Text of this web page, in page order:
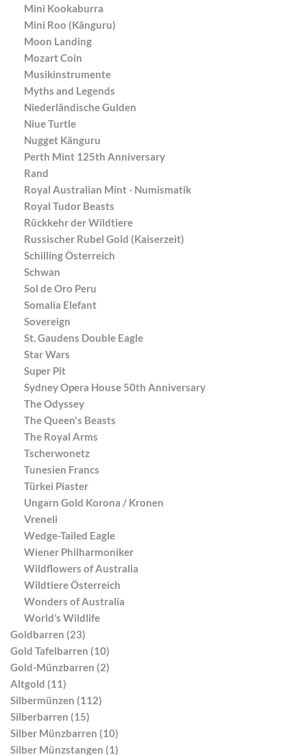
Mini Kookaburra
Mini Roo (Känguru)
Moon Landing
Mozart Coin
Musikinstrumente
Myths and Legends
Niederländische Gulden
Niue Turtle
Nugget Känguru
Perth Mint 125th Anniversary
Rand
Royal Australian Mint - Numismatik
Royal Tudor Beasts
Rückkehr der Wildtiere
Russischer Rubel Gold (Kaiserzeit)
Schilling Österreich
Schwan
Sol de Oro Peru
Somalia Elefant
Sovereign
St. Gaudens Double Eagle
Star Wars
Super Pit
Sydney Opera House 50th Anniversary
The Odyssey
The Queen's Beasts
The Royal Arms
Tscherwonetz
Tunesien Francs
Türkei Piaster
Ungarn Gold Korona / Kronen
Vreneli
Wedge-Tailed Eagle
Wiener Philharmoniker
Wildflowers of Australia
Wildtiere Österreich
Wonders of Australia
World’s Wildlife
Goldbarren (23)
Gold Tafelbarren (10)
Gold-Münzbarren (2)
Altgold (11)
Silbermünzen (112)
Silberbarren (15)
Silber Münzbarren (10)
Silber Münzstangen (1)